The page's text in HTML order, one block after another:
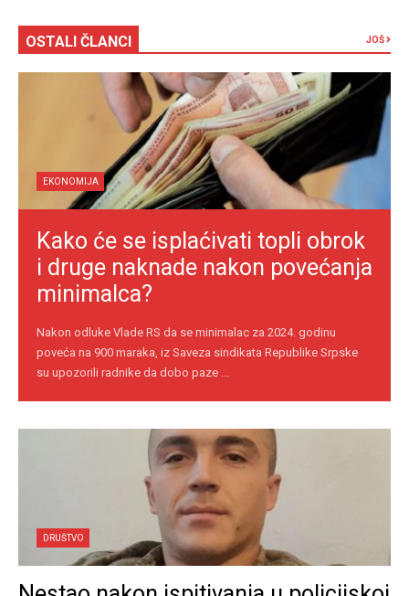
OSTALI ČLANCI JOŠ
EKONOMIJA
Kako će se isplaćivati topli obrok
i druge naknade nakon povećanja
minimalca?
Nakon odluke Vlade RS da se minimalac za 2024. godinu
poveća na 900 maraka, iz Saveza sindikata Republike Srpske
su upozorili radnike da dobo paze ...
DRUŠTVO